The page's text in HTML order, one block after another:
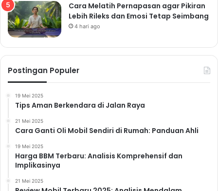
Cara Melatih Pernapasan agar Pikiran
Lebih Rileks dan Emosi Tetap Seimbang
4 hari ago
Postingan Populer
19 Mei 2025
Tips Aman Berkendara di Jalan Raya
21 Mei 2025
Cara Ganti Oli Mobil Sendiri di Rumah: Panduan Ahli
19 Mei 2025
Harga BBM Terbaru: Analisis Komprehensif dan
Implikasinya
21 Mei 2025